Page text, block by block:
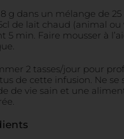
g dans un mélange de 25
de lait chaud (animal ou
5 min. Faire mousser à
2 tasses/jour pour
de cette infusion. Ne se
de vie sain et une